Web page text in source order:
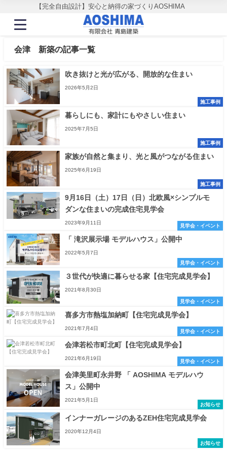
【完全自由設計】安心と納得の家づくりAOSHIMA
会津 新築の記事一覧
施工事例
吹き抜けと光が広がる、開放的な住まい
2026年5月2日
施工事例
暮らしにも、家計にもやさしい住まい
2025年7月5日
施工事例
家族が自然と集まり、光と風がつながる住まい
2025年6月19日
見学会・イベント
9月16日（土）17日（日）北欧風×シンプルモ
ダンな住まいの完成住宅見学会
2023年9月11日
見学会・イベント
「 滝沢展示場 モデルハウス」公開中
2022年5月7日
見学会・イベント
３世代が快適に暮らせる家【住宅完成見学会】
2021年8月30日
見学会・イベント
喜多方市熱塩加納町【住宅完成見学会】
2021年7月4日
見学会・イベント
会津若松市町北町【住宅完成見学会】
2021年6月19日
お知らせ
会津美里町永井野 「 AOSHIMA モデルハウ
ス」公開中
2021年5月1日
お知らせ
インナーガレージのあるZEH住宅完成見学会
2020年12月4日